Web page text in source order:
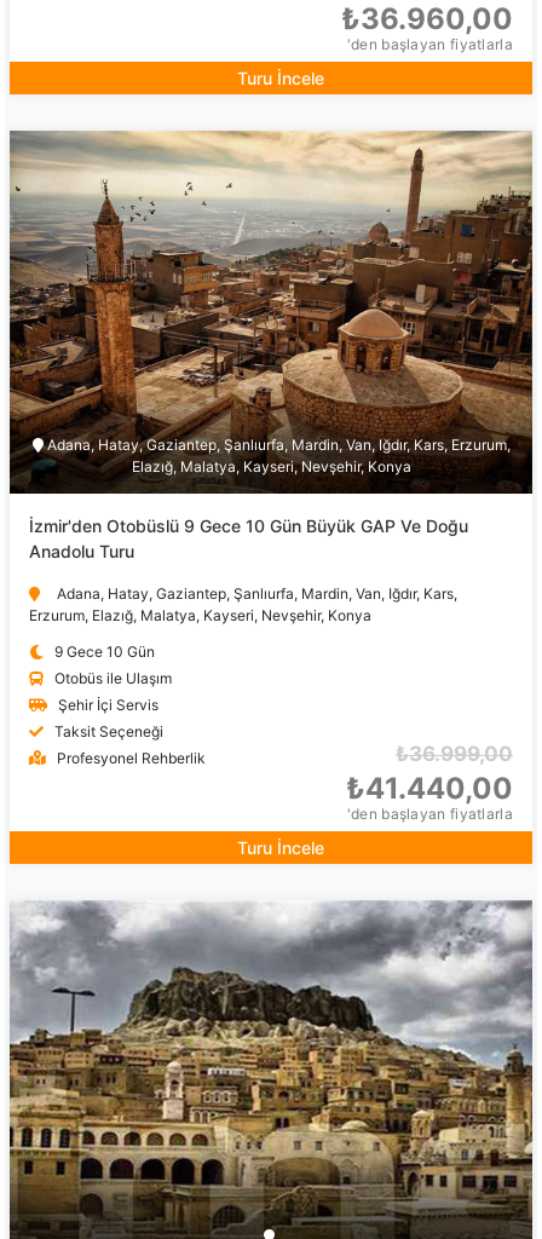
₺36.960,00
'den başlayan fiyatlarla
Turu İncele
Adana, Hatay, Gaziantep, Şanlıurfa, Mardin, Van, Iğdır, Kars, Erzurum,
Elazığ, Malatya, Kayseri, Nevşehir, Konya
İzmir'den Otobüslü 9 Gece 10 Gün Büyük GAP Ve Doğu
Anadolu Turu
Adana, Hatay, Gaziantep, Şanlıurfa, Mardin, Van, Iğdır, Kars,
Erzurum, Elazığ, Malatya, Kayseri, Nevşehir, Konya
9 Gece 10 Gün
Otobüs ile Ulaşım
Şehir İçi Servis
Taksit Seçeneği
Profesyonel Rehberlik
₺36.999,00
₺41.440,00
'den başlayan fiyatlarla
Turu İncele